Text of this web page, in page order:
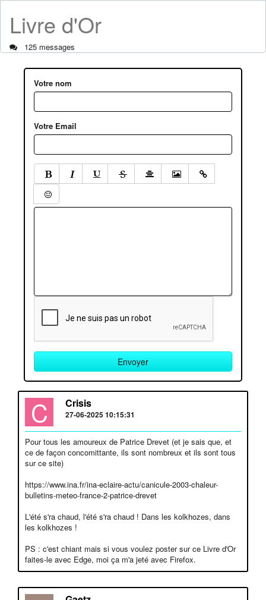
Livre d'Or
125 messages
Votre nom
Votre Email
C Crisis
27-06-2025 10:15:31
Pour tous les amoureux de Patrice Drevet (et je sais que, et
ce de façon concomittante, ils sont nombreux et ils sont tous
sur ce site)
https://www.ina.fr/ina-eclaire-actu/canicule-2003-chaleur-
bulletins-meteo-france-2-patrice-drevet
L'été s'ra chaud, l'été s'ra chaud ! Dans les kolkhozes, dans
les kolkhozes !
PS : c'est chiant mais si vous voulez poster sur ce Livre d'Or
faites-le avec Edge, moi ça m'a jeté avec Firefox.